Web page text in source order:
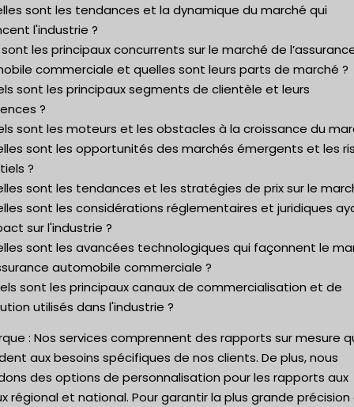
sont les tendances et la dynamique du marché qui
l'industrie ?
les principaux concurrents sur le marché de
commerciale et quelles sont leurs parts de marché ?
sont les principaux segments de clientèle et leurs
?
sont les moteurs et les obstacles à la croissance du
sont les opportunités des marchés émergents et les
?
sont les tendances et les stratégies de prix sur le
sont les considérations réglementaires et juridiques
sur l'industrie ?
sont les avancées technologiques qui façonnent le
automobile commerciale ?
sont les principaux canaux de commercialisation et de
utilisés dans l'industrie ?
: Nos services comprennent des rapports sur mesure
aux besoins spécifiques de nos clients. De plus, nous
des options de personnalisation pour les rapports aux
régional et national. Pour garantir la plus grande précision